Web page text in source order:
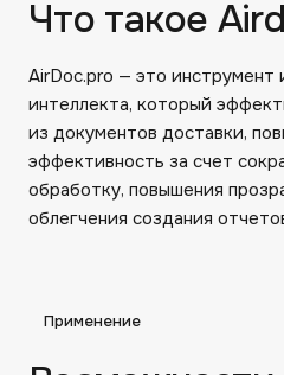
Что такое
AirDoc.pro — это инструмент
интеллекта, который
из документов доставки,
эффективность за счет
обработку, повышения
облегчения создания
Применение